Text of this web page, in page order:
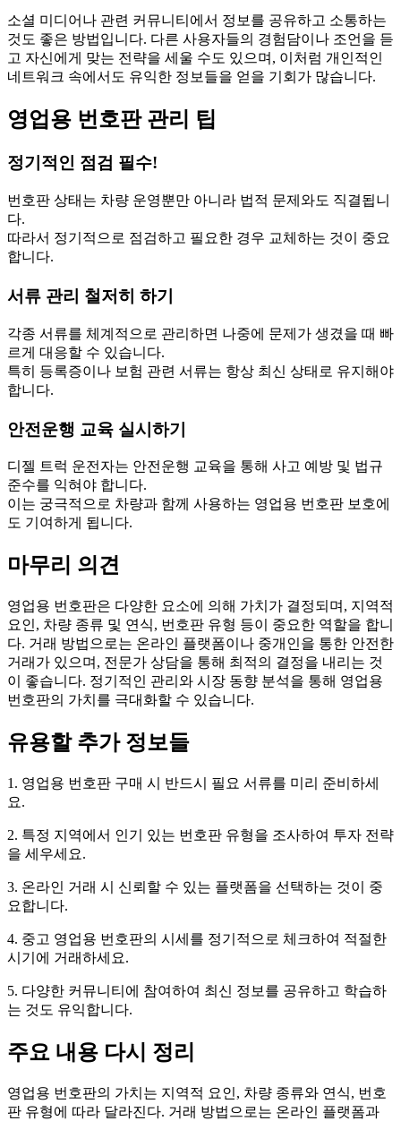
소셜 미디어나 관련 커뮤니티에서 정보를 공유하고 소통하는
것도 좋은 방법입니다. 다른 사용자들의 경험담이나 조언을 듣
고 자신에게 맞는 전략을 세울 수도 있으며, 이처럼 개인적인
네트워크 속에서도 유익한 정보들을 얻을 기회가 많습니다.
영업용 번호판 관리 팁
정기적인 점검 필수!
번호판 상태는 차량 운영뿐만 아니라 법적 문제와도 직결됩니
다.
따라서 정기적으로 점검하고 필요한 경우 교체하는 것이 중요
합니다.
서류 관리 철저히 하기
각종 서류를 체계적으로 관리하면 나중에 문제가 생겼을 때 빠
르게 대응할 수 있습니다.
특히 등록증이나 보험 관련 서류는 항상 최신 상태로 유지해야
합니다.
안전운행 교육 실시하기
디젤 트럭 운전자는 안전운행 교육을 통해 사고 예방 및 법규
준수를 익혀야 합니다.
이는 궁극적으로 차량과 함께 사용하는 영업용 번호판 보호에
도 기여하게 됩니다.
마무리 의견
영업용 번호판은 다양한 요소에 의해 가치가 결정되며, 지역적
요인, 차량 종류 및 연식, 번호판 유형 등이 중요한 역할을 합니
다. 거래 방법으로는 온라인 플랫폼이나 중개인을 통한 안전한
거래가 있으며, 전문가 상담을 통해 최적의 결정을 내리는 것
이 좋습니다. 정기적인 관리와 시장 동향 분석을 통해 영업용
번호판의 가치를 극대화할 수 있습니다.
유용할 추가 정보들
1. 영업용 번호판 구매 시 반드시 필요 서류를 미리 준비하세
요.
2. 특정 지역에서 인기 있는 번호판 유형을 조사하여 투자 전략
을 세우세요.
3. 온라인 거래 시 신뢰할 수 있는 플랫폼을 선택하는 것이 중
요합니다.
4. 중고 영업용 번호판의 시세를 정기적으로 체크하여 적절한
시기에 거래하세요.
5. 다양한 커뮤니티에 참여하여 최신 정보를 공유하고 학습하
는 것도 유익합니다.
주요 내용 다시 정리
영업용 번호판의 가치는 지역적 요인, 차량 종류와 연식, 번호
판 유형에 따라 달라진다. 거래 방법으로는 온라인 플랫폼과